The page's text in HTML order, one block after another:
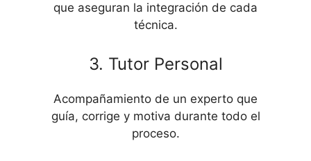
que aseguran la integración de cada
técnica.
3. Tutor Personal
Acompañamiento de un experto que
guía, corrige y motiva durante todo el
proceso.